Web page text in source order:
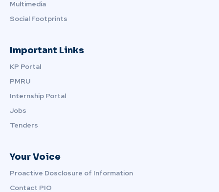
Multimedia
Social Footprints
Important Links
KP Portal
PMRU
Internship Portal
Jobs
Tenders
Your Voice
Proactive Dosclosure of Information
Contact PIO